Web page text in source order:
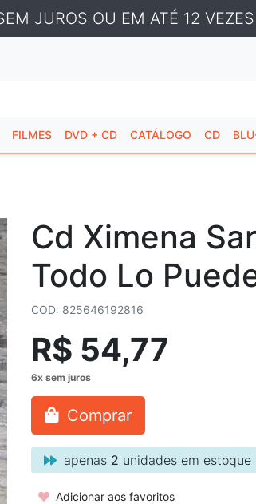
JUROS OU EM ATÉ 12 VEZES
FILMES DVD + CD CATÁLOGO CD
Cd Ximena
Todo Lo
COD: 825646192816
R$ 54,77
Comprar
apenas 2 unidades em estoque
Adicionar aos favoritos